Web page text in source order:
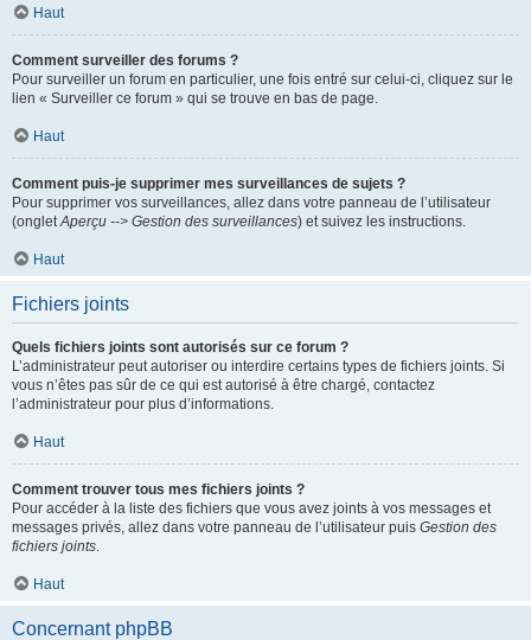
Haut
Comment surveiller des forums ?
Pour surveiller un forum en particulier, une fois entré sur celui-ci, cliquez sur le
lien « Surveiller ce forum » qui se trouve en bas de page.
Haut
Comment puis-je supprimer mes surveillances de sujets ?
Pour supprimer vos surveillances, allez dans votre panneau de l’utilisateur
(ongletAperçu --> Gestion des surveillances) et suivez les instructions.
Haut
Fichiers joints
Quels fichiers joints sont autorisés sur ce forum ?
L’administrateur peut autoriser ou interdire certains types de fichiers joints. Si
vous n’êtes pas sûr de ce qui est autorisé à être chargé, contactez
l’administrateur pour plus d’informations.
Haut
Comment trouver tous mes fichiers joints ?
Pour accéder à la liste des fichiers que vous avez joints à vos messages et
messages privés, allez dans votre panneau de l’utilisateur puis Gestion des
fichiers joints.
Haut
Concernant phpBB